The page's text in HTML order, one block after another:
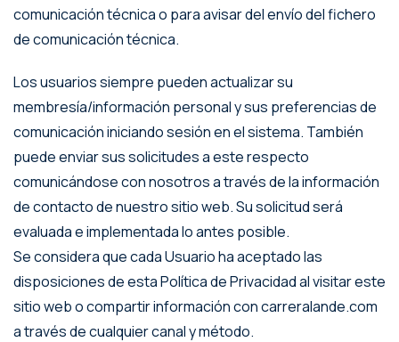
comunicación técnica o para avisar del envío del fichero
de comunicación técnica.
Los usuarios siempre pueden actualizar su
membresía/información personal y sus preferencias de
comunicación iniciando sesión en el sistema. También
puede enviar sus solicitudes a este respecto
comunicándose con nosotros a través de la información
de contacto de nuestro sitio web. Su solicitud será
evaluada e implementada lo antes posible.
Se considera que cada Usuario ha aceptado las
disposiciones de esta Política de Privacidad al visitar este
sitio web o compartir información con carreralande.com
a través de cualquier canal y método.